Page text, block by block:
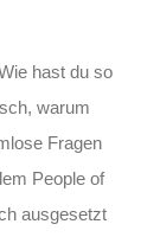
hast du so
warum
Fragen
People of
ausgesetzt